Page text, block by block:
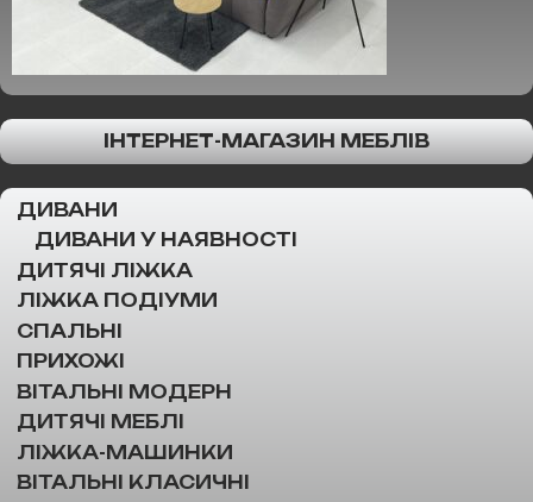
ІНТЕРНЕТ-МАГАЗИН МЕБЛІВ
ДИВАНИ
ДИВАНИ У НАЯВНОСТІ
ДИТЯЧІ ЛІЖКА
ЛІЖКА ПОДІУМИ
СПАЛЬНІ
ПРИХОЖІ
ВІТАЛЬНІ МОДЕРН
ДИТЯЧІ МЕБЛІ
ЛІЖКА-МАШИНКИ
ВІТАЛЬНІ КЛАСИЧНІ